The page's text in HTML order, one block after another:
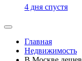
4 дня спустя
Главная
Недвижимость